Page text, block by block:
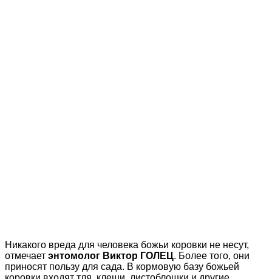
Никакого вреда для человека божьи коровки не несут,
отмечает энтомолог Виктор ГОЛЕЦ. Более того, они
приносят пользу для сада. В кормовую базу божьей